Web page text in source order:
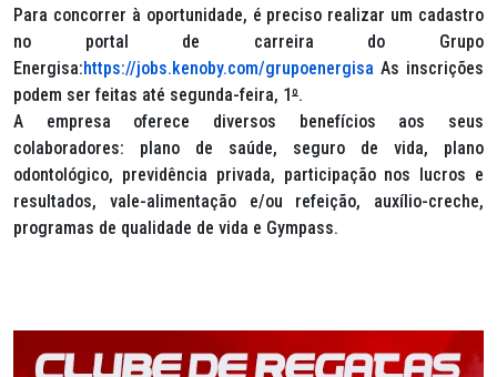
Para concorrer à oportunidade, é preciso realizar um cadastro
no portal de carreira do Grupo
Energisa:https://jobs.kenoby.com/grupoenergisa As inscrições
podem ser feitas até segunda-feira, 1º.
A empresa oferece diversos benefícios aos seus
colaboradores: plano de saúde, seguro de vida, plano
odontológico, previdência privada, participação nos lucros e
resultados, vale-alimentação e/ou refeição, auxílio-creche,
programas de qualidade de vida e Gympass.